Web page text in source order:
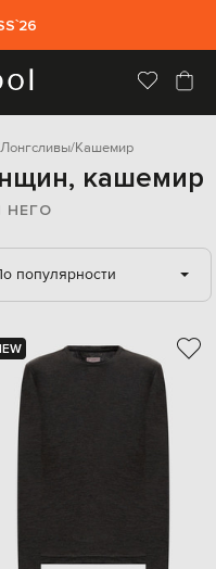
Лонгсливы Кашемир
кашемир
НЕГО
популярности